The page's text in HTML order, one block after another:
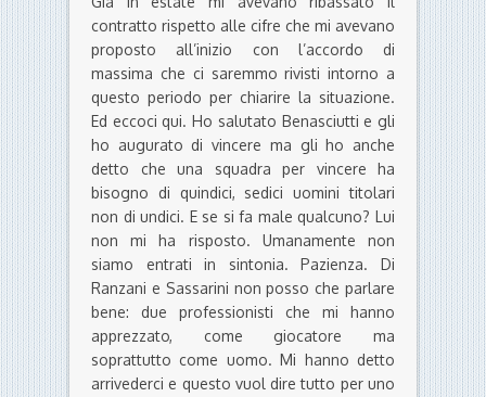
contratto rispetto alle cifre che mi avevano
proposto all’inizio con l’accordo di
massima che ci saremmo rivisti intorno a
questo periodo per chiarire la situazione.
Ed eccoci qui. Ho salutato Benasciutti e gli
ho augurato di vincere ma gli ho anche
detto che una squadra per vincere ha
bisogno di quindici, sedici uomini titolari
non di undici. E se si fa male qualcuno? Lui
non mi ha risposto. Umanamente non
siamo entrati in sintonia. Pazienza. Di
Ranzani e Sassarini non posso che parlare
bene: due professionisti che mi hanno
apprezzato, come giocatore ma
soprattutto come uomo. Mi hanno detto
arrivederci e questo vuol dire tutto per uno